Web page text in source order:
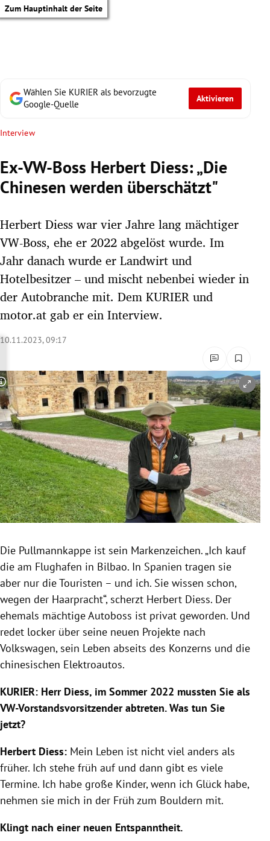
Zum Hauptinhalt der Seite
Untermenü
Untermenü
Untermenü
Untermenü
Untermenü
Untermenü
Untermenü
Untermenü
Untermenü
Untermenü
Wählen Sie KURIER als bevorzugte
Google-Quelle
Aktivieren
Interview
Ex-VW-Boss Herbert Diess: „Die
Chinesen werden überschätzt"
Herbert Diess war vier Jahre lang mächtiger
VW-Boss, ehe er 2022 abgelöst wurde. Im
Jahr danach wurde er Landwirt und
Hotelbesitzer – und mischt nebenbei wieder in
der Autobranche mit. Dem KURIER und
motor.at gab er ein Interview.
10.11.2023, 09:17
Copyright-Hinweis öffnen/schließen
Die Pullmannkappe ist sein Markenzeichen. „Ich kauf
die am Flughafen in Bilbao. In Spanien tragen sie
aber nur die Touristen – und ich. Sie wissen schon,
wegen der Haarpracht“, scherzt Herbert Diess. Der
ehemals mächtige Autoboss ist privat geworden. Und
redet locker über seine neuen Projekte nach
Volkswagen, sein Leben abseits des Konzerns und die
chinesischen Elektroautos.
KURIER: Herr Diess, im Sommer 2022 mussten Sie als
VW-Vorstandsvorsitzender abtreten. Was tun Sie
jetzt?
Herbert Diess: Mein Leben ist nicht viel anders als
früher. Ich stehe früh auf und dann gibt es viele
Termine. Ich habe große Kinder, wenn ich Glück habe,
nehmen sie mich in der Früh zum Bouldern mit.
Klingt nach einer neuen Entspanntheit.